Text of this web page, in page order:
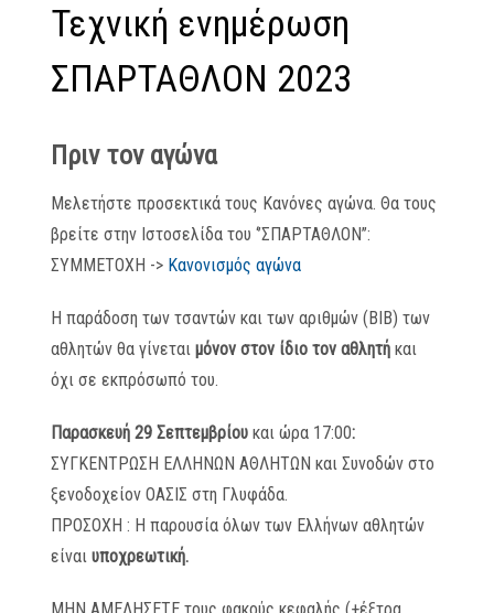
Τεχνική ενημέρωση
ΣΠΑΡΤΑΘΛΟΝ 2023
Πριν τον αγώνα
Μελετήστε προσεκτικά τους Κανόνες αγώνα. Θα τους
βρείτε στην Ιστοσελίδα του ‘’ΣΠΑΡΤΑΘΛΟΝ’’:
ΣΥΜΜΕΤΟΧΗ -> Κανονισμός αγώνα
Η παράδοση των τσαντών και των αριθμών (ΒΙΒ) των
αθλητών θα γίνεταιμόνον στον ίδιο τον αθλητή και
όχι σε εκπρόσωπό του.
Παρασκευή 29 Σεπτεμβρίου και ώρα 17:00:
ΣΥΓΚΕΝΤΡΩΣΗ ΕΛΛΗΝΩΝ ΑΘΛΗΤΩΝ και Συνοδών στο
ξενοδοχείον ΟΑΣΙΣ στη Γλυφάδα.
ΠΡΟΣΟΧΗ : Η παρουσία όλων των Ελλήνων αθλητών
είναιυποχρεωτική.